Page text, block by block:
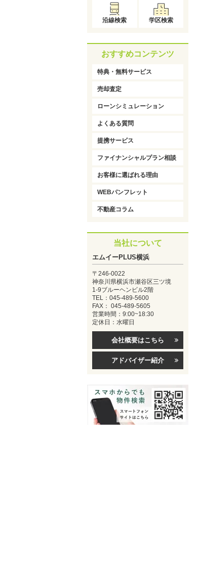
沿線検索 学区検索
おすすめコンテンツ
特典・無料サービス
売却査定
ローンシミュレーション
よくある質問
提携サービス
ファイナンシャルプラン相談
お客様に選ばれる理由
WEBパンフレット
不動産コラム
当社について
エムイーPLUS横浜
〒246-0022
神奈川県横浜市瀬谷区三ツ境
1-9ブルーヘンビル2階
TEL：045-489-5600
FAX： 045-489-5605
営業時間：9:00~18:30
定休日：水曜日
会社概要はこちら
アドバイザー紹介